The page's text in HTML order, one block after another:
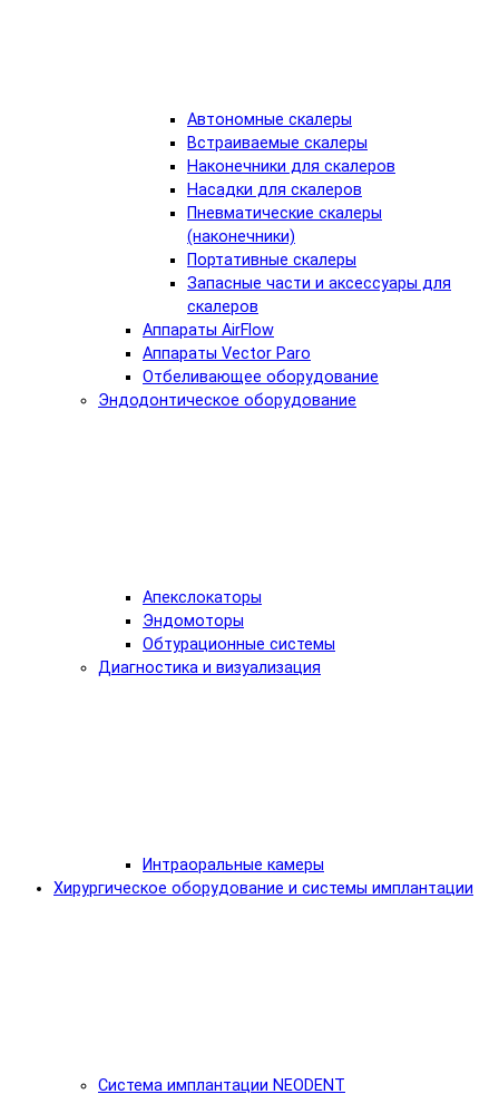
Автономные скалеры
Встраиваемые скалеры
Наконечники для скалеров
Насадки для скалеров
Пневматические скалеры
(наконечники)
Портативные скалеры
Запасные части и аксессуары для
скалеров
Аппараты AirFlow
Аппараты Vector Paro
Отбеливающее оборудование
Эндодонтическое оборудование
Апекслокаторы
Эндомоторы
Обтурационные системы
Диагностика и визуализация
Интраоральные камеры
Хирургическое оборудование и системы имплантации
Система имплантации NEODENT